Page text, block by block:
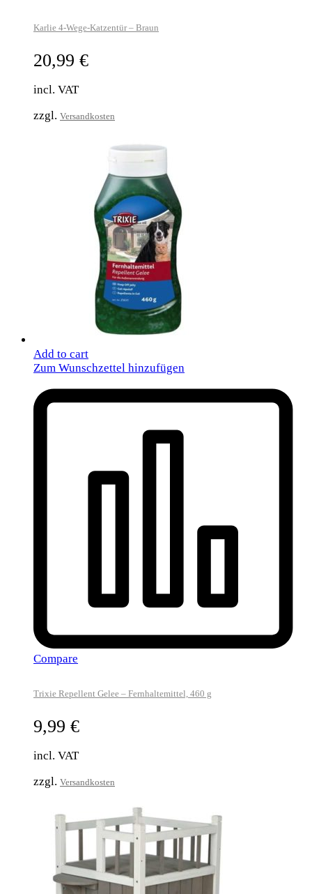
Karlie 4-Wege-Katzentür – Braun
20,99 €
incl. VAT
zzgl. Versandkosten
Add to cart
Zum Wunschzettel hinzufügen
Compare
Trixie Repellent Gelee – Fernhaltemittel, 460 g
9,99 €
incl. VAT
zzgl. Versandkosten